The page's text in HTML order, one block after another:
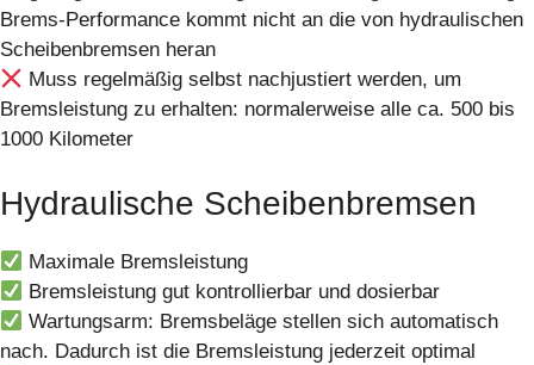
Brems-Performance kommt nicht an die von hydraulischen
Scheibenbremsen heran
Muss regelmäßig selbst nachjustiert werden, um
Bremsleistung zu erhalten: normalerweise alle ca. 500 bis
1000 Kilometer
Hydraulische Scheibenbremsen
Maximale Bremsleistung
Bremsleistung gut kontrollierbar und dosierbar
Wartungsarm: Bremsbeläge stellen sich automatisch
nach. Dadurch ist die Bremsleistung jederzeit optimal